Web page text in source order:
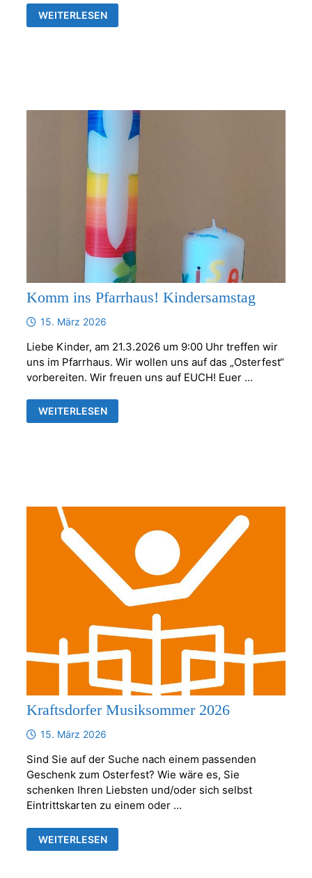
FRIEDHOFSVERWALTUNG
WEITERLESEN
Komm ins Pfarrhaus! Kindersamstag
15. März 2026
Liebe Kinder, am 21.3.2026 um 9:00 Uhr treffen wir
uns im Pfarrhaus. Wir wollen uns auf das „Osterfest“
vorbereiten. Wir freuen uns auf EUCH! Euer …
KOMM
INS
WEITERLESEN
Kraftsdorfer Musiksommer 2026
15. März 2026
Sind Sie auf der Suche nach einem passenden
Geschenk zum Osterfest? Wie wäre es, Sie
schenken Ihren Liebsten und/oder sich selbst
Eintrittskarten zu einem oder …
KRAFTSDORFER
MUSIKSOMMER
WEITERLESEN